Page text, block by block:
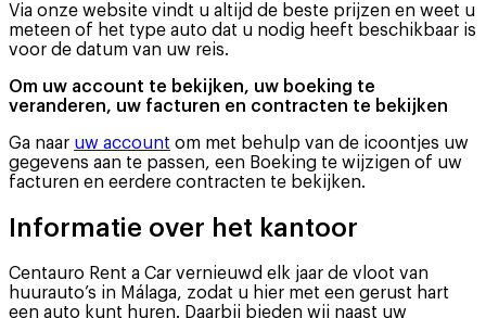
Via onze website vindt u altijd de beste prijzen en weet u
meteen of het type auto dat u nodig heeft beschikbaar is
voor de datum van uw reis.
Om uw account te bekijken, uw boeking te
veranderen, uw facturen en contracten te bekijken
Ga naar uw account om met behulp van de icoontjes uw
gegevens aan te passen, een Boeking te wijzigen of uw
facturen en eerdere contracten te bekijken.
Informatie over het kantoor
Centauro Rent a Car vernieuwd elk jaar de vloot van
huurauto’s in Málaga, zodat u hier met een gerust hart
een auto kunt huren. Daarbij bieden wij naast uw